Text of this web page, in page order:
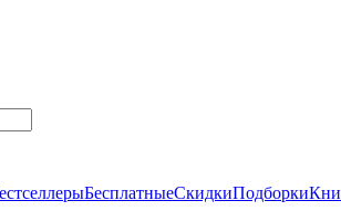
БесплатныеСкидкиПодборки